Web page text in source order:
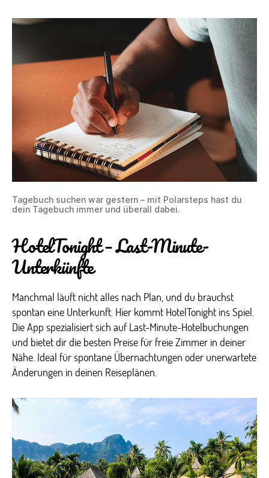
Tagebuch suchen war gestern – mit Polarsteps hast du
dein Tagebuch immer und überall dabei.
HotelTonight – Last-Minute-
Unterkünfte
Manchmal läuft nicht alles nach Plan, und du brauchst
spontan eine Unterkunft. Hier kommt HotelTonight ins Spiel.
Die App spezialisiert sich auf Last-Minute-Hotelbuchungen
und bietet dir die besten Preise für freie Zimmer in deiner
Nähe. Ideal für spontane Übernachtungen oder unerwartete
Änderungen in deinen Reiseplänen.